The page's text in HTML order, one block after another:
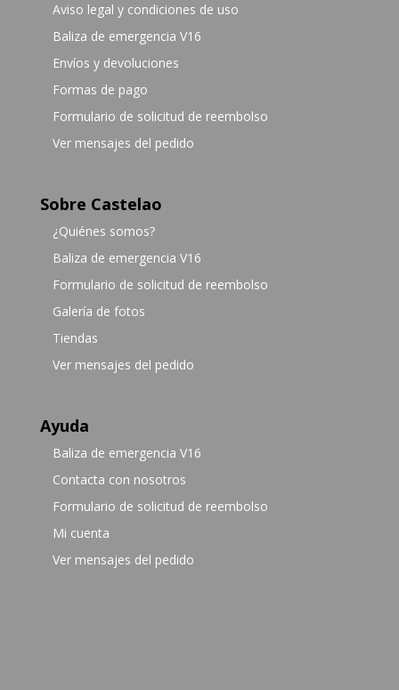
Aviso legal y condiciones de uso
Baliza de emergencia V16
Envíos y devoluciones
Formas de pago
Formulario de solicitud de reembolso
Ver mensajes del pedido
Sobre Castelao
¿Quiénes somos?
Baliza de emergencia V16
Formulario de solicitud de reembolso
Galería de fotos
Tiendas
Ver mensajes del pedido
Ayuda
Baliza de emergencia V16
Contacta con nosotros
Formulario de solicitud de reembolso
Mi cuenta
Ver mensajes del pedido